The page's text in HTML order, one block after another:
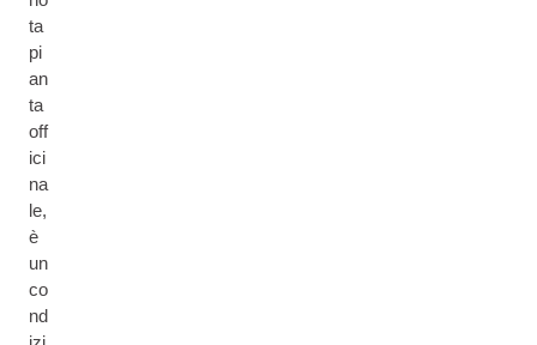
ta
pi
an
ta
off
ici
na
le,
è
un
co
nd